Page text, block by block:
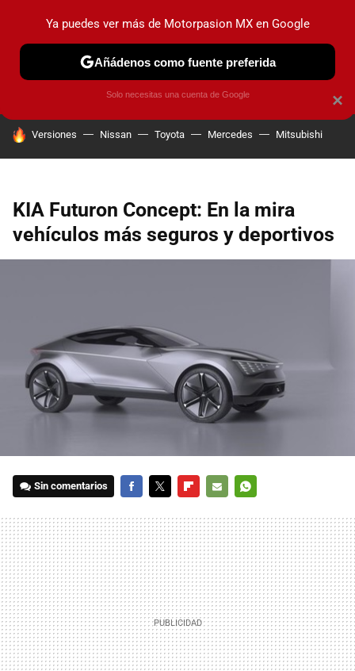
PRUEBAS INDUSTRIA HOY NO CIRCULA
HOY SE HABLA DE
Versiones Nissan Toyota Mercedes Mitsubishi
KIA Futuron Concept: En la mira
vehículos más seguros y deportivos
Sin comentarios
MAIL
×
Ya puedes ver más de Motorpasion MX en Google
Añádenos como fuente preferida
Solo necesitas una cuenta de Google